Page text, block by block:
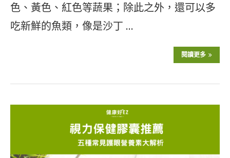
色、黃色、紅色等蔬果；除此之外，還可以多
吃新鮮的魚類，像是沙丁 …
閱讀更多